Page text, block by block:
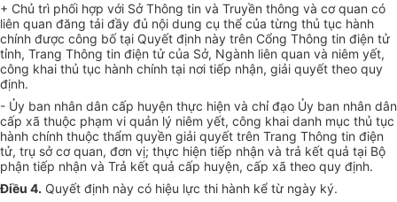
+ Chủ trì phối hợp với Sở Thông tin và Truyền thông và cơ quan có
liên quan đăng tải đầy đủ nội dung cụ thể của từng thủ tục hành
chính được công bố tại Quyết định này trên Cổng Thông tin điện tử
tỉnh, Trang Thông tin điện tử của Sở, Ngành liên quan và niêm yết,
công khai thủ tục hành chính tại nơi tiếp nhận, giải quyết theo quy
định.
- Ủy ban nhân dân cấp huyện thực hiện và chỉ đạo Ủy ban nhân dân
cấp xã thuộc phạm vi quản lý niêm yết, công khai danh mục thủ tục
hành chính thuộc thẩm quyền giải quyết trên Trang Thông tin điện
tử, trụ sở cơ quan, đơn vị; thực hiện tiếp nhận và trả kết quả tại Bộ
phận tiếp nhận và Trả kết quả cấp huyện, cấp xã theo quy định.
Điều 4. Quyết định này có hiệu lực thi hành kể từ ngày ký.